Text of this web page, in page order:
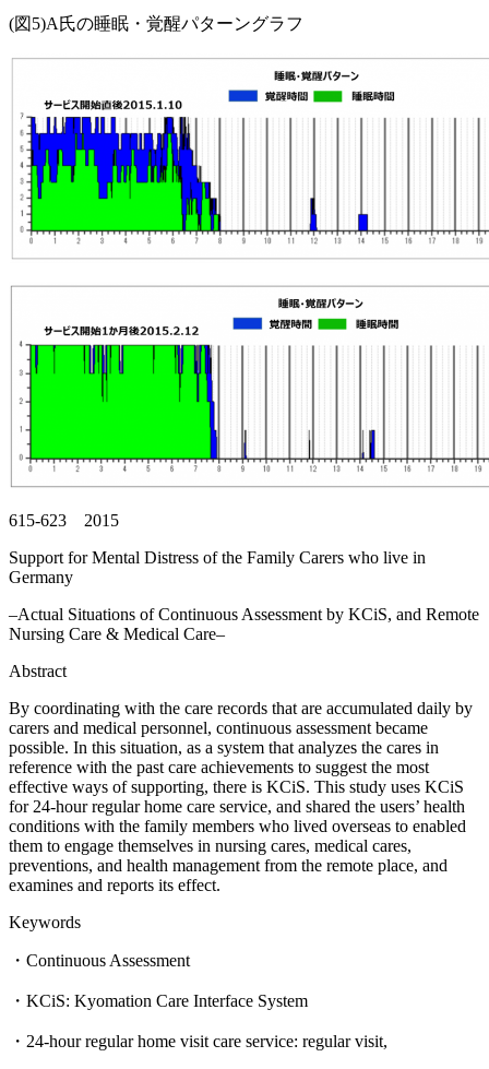
(図5)A氏の睡眠・覚醒パターングラフ
615-623 2015
Support for Mental Distress of the Family Carers who live in
Germany
–Actual Situations of Continuous Assessment by KCiS, and Remote
Nursing Care & Medical Care–
Abstract
By coordinating with the care records that are accumulated daily by
carers and medical personnel, continuous assessment became
possible. In this situation, as a system that analyzes the cares in
reference with the past care achievements to suggest the most
effective ways of supporting, there is KCiS. This study uses KCiS
for 24-hour regular home care service, and shared the users’ health
conditions with the family members who lived overseas to enabled
them to engage themselves in nursing cares, medical cares,
preventions, and health management from the remote place, and
examines and reports its effect.
Keywords
・Continuous Assessment
・KCiS: Kyomation Care Interface System
・24-hour regular home visit care service: regular visit,